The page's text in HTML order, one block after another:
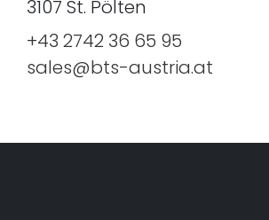
3107 St. Pölten
+43 2742 36 65 95
sales@bts-austria.at